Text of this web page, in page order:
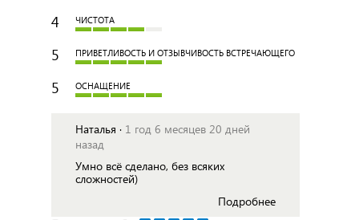
4 ЧИСТОТА
5 ПРИВЕТЛИВОСТЬ И ОТЗЫВЧИВОСТЬ ВСТРЕЧАЮЩЕГО
5 ОСНАЩЕНИЕ
Наталья · 1 год 6 месяцев 20 дней
назад
Умно всё сделано, без всяких
сложностей)
Подробнее